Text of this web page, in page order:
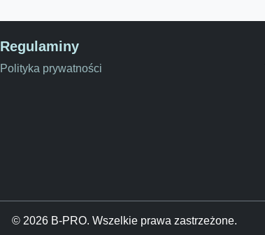
Regulaminy
Polityka prywatności
© 2026 B-PRO. Wszelkie prawa zastrzeżone.